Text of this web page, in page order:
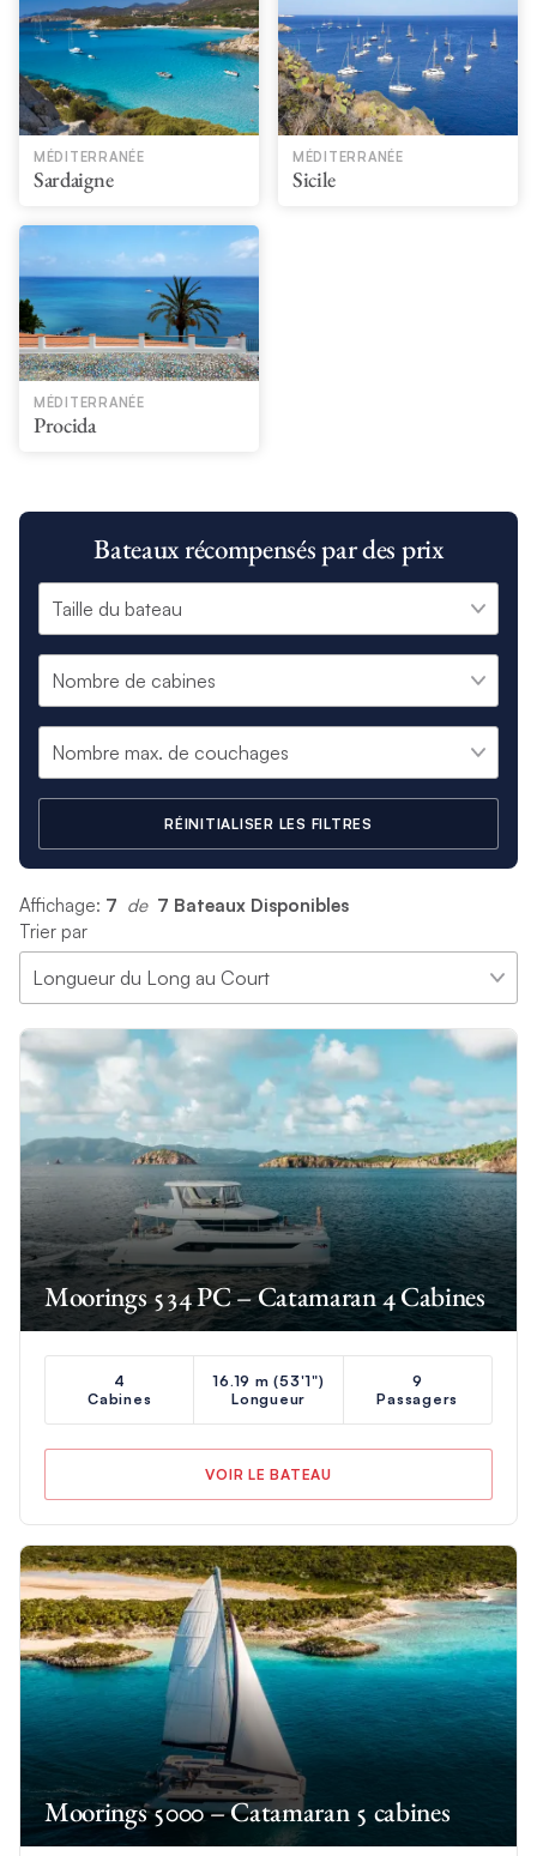
MÉDITERRANÉE
Sardaigne
MÉDITERRANÉE
Sicile
MÉDITERRANÉE
Procida
Bateaux récompensés par des prix
RÉINITIALISER LES FILTRES
Affichage: 7 de 7 Bateaux Disponibles
Trier par
Moorings 534 PC – Catamaran 4 Cabines
4
Cabines
16.19 m (53'1")
Longueur
9
Passagers
VOIR LE BATEAU
Moorings 5000 – Catamaran 5 cabines